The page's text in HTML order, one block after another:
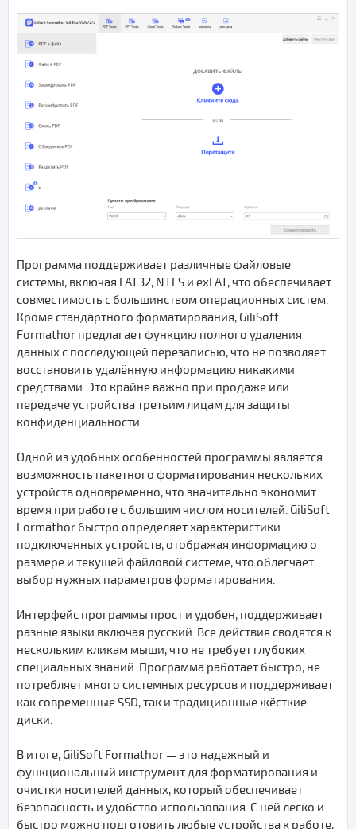
Программа поддерживает различные файловые
системы, включая FAT32, NTFS и exFAT, что обеспечивает
совместимость с большинством операционных систем.
Кроме стандартного форматирования, GiliSoft
Formathor предлагает функцию полного удаления
данных с последующей перезаписью, что не позволяет
восстановить удалённую информацию никакими
средствами. Это крайне важно при продаже или
передаче устройства третьим лицам для защиты
конфиденциальности.
Одной из удобных особенностей программы является
возможность пакетного форматирования нескольких
устройств одновременно, что значительно экономит
время при работе с большим числом носителей. GiliSoft
Formathor быстро определяет характеристики
подключенных устройств, отображая информацию о
размере и текущей файловой системе, что облегчает
выбор нужных параметров форматирования.
Интерфейс программы прост и удобен, поддерживает
разные языки включая русский. Все действия сводятся к
нескольким кликам мыши, что не требует глубоких
специальных знаний. Программа работает быстро, не
потребляет много системных ресурсов и поддерживает
как современные SSD, так и традиционные жёсткие
диски.
В итоге, GiliSoft Formathor — это надежный и
функциональный инструмент для форматирования и
очистки носителей данных, который обеспечивает
безопасность и удобство использования. С ней легко и
быстро можно подготовить любые устройства к работе,